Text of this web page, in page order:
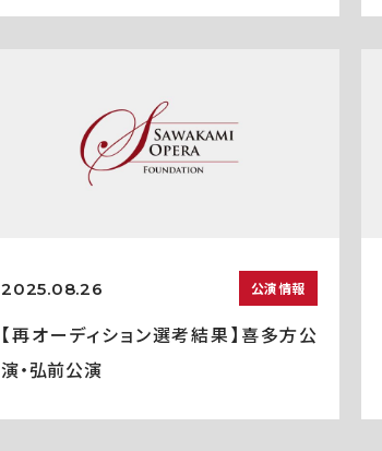
2025.08.26 公演情報
【再オーディション選考結果】喜多方公
演・弘前公演